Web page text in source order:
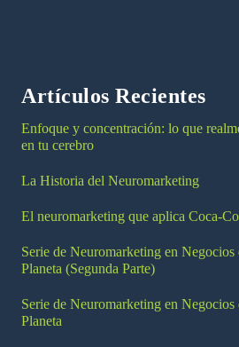
Artículos Recientes
Enfoque y concentración: lo que
en tu cerebro
La Historia del Neuromarketing
El neuromarketing que aplica Coca-
Serie de Neuromarketing en Negocios
Planeta (Segunda Parte)
Serie de Neuromarketing en Negocios
Planeta